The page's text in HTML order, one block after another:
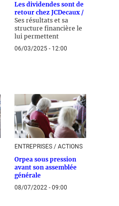
Les dividendes sont de
retour chez JCDecaux /
Ses résultats et sa
structure financière le
lui permettent
06/03/2025 - 12:00
ENTREPRISES / ACTIONS
Orpea sous pression
avant son assemblée
générale
08/07/2022 - 09:00